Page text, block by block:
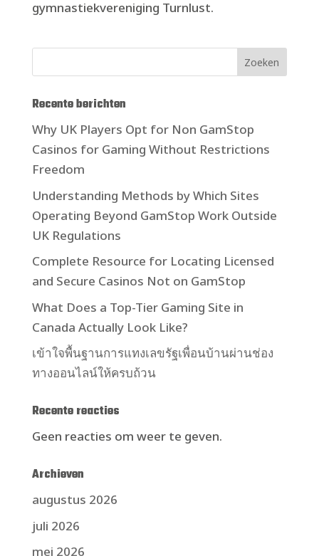
gymnastiekvereniging Turnlust.
Zoeken
Recente berichten
Why UK Players Opt for Non GamStop
Casinos for Gaming Without Restrictions
Freedom
Understanding Methods by Which Sites
Operating Beyond GamStop Work Outside
UK Regulations
Complete Resource for Locating Licensed
and Secure Casinos Not on GamStop
What Does a Top-Tier Gaming Site in
Canada Actually Look Like?
เข้าใจพื้นฐานการแทงเลขรัฐเพื่อนบ้านผ่านช่อง
ทางออนไลน์ให้ครบถ้วน
Recente reacties
Geen reacties om weer te geven.
Archieven
augustus 2026
juli 2026
mei 2026